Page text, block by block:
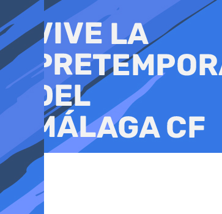
al
contenido